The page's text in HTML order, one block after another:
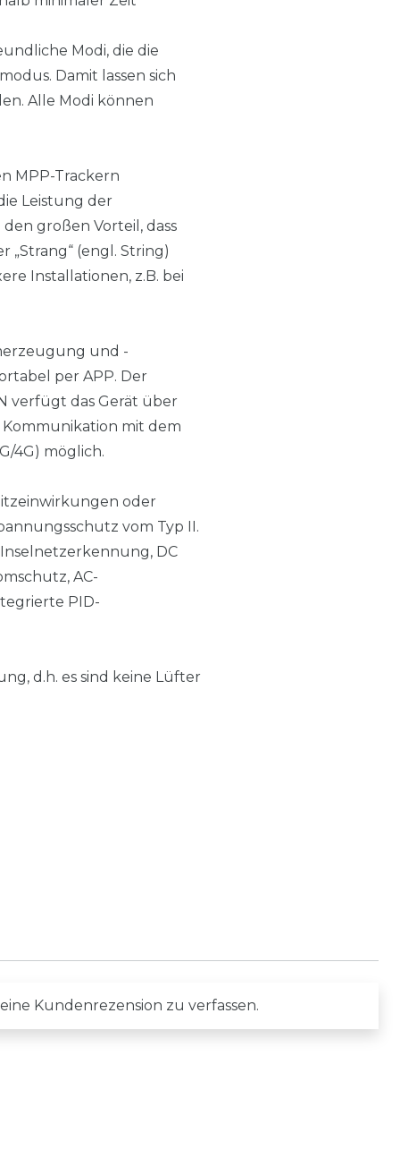
Modi, die die
Damit lassen sich
Alle Modi können
MPP-Trackern
Leistung der
großen Vorteil, dass
„Strang“ (engl. String)
Installationen, z.B. bei
und -
per APP. Der
verfügt das Gerät über
mit dem
4G) möglich.
oder
vom Typ II.
DC
AC-
PID-
d.h. es sind keine Lüfter
Kundenrezension zu verfassen.